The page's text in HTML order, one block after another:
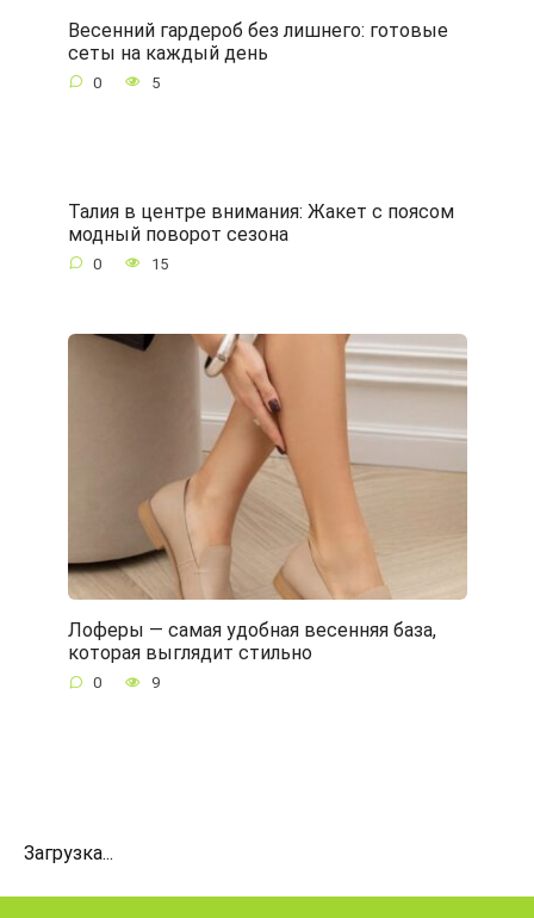
Весенний гардероб без лишнего: готовые
сеты на каждый день
0 5
Талия в центре внимания: Жакет с поясом
модный поворот сезона
0 15
Лоферы — самая удобная весенняя база,
которая выглядит стильно
0 9
Загрузка...